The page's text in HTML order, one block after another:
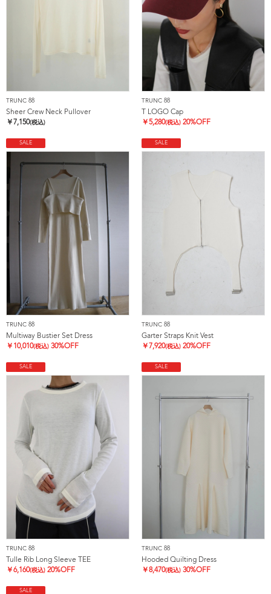
TRUNC 88
Sheer Crew Neck Pullover
￥ 7,150(税込)
TRUNC 88
T LOGO Cap
￥5,280(税込) 20%OFF
SALE
TRUNC 88
Multiway Bustier Set Dress
￥ 10,010(税込) 30%OFF
SALE
TRUNC 88
Garter Straps Knit Vest
￥ 7,920(税込) 20%OFF
SALE
TRUNC 88
Tulle Rib Long Sleeve TEE
￥6,160(税込) 20%OFF
SALE
TRUNC 88
Hooded Quilting Dress
￥8,470(税込) 30%OFF
SALE